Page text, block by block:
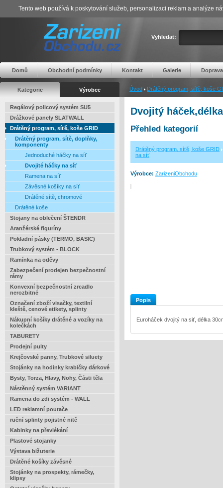
Vyhledat:
Domů Obchodní podmínky Kontakt Galerie Doprava
Kategorie Výrobce Úvod Drátěný program, síťě, koše
Regálový policový systém SU5
Drážkové panely SLATWALL
Drátěný program, síťě, koše GRID
Drátěný program, sítě, doplňky,
komponenty
Jednoduché háčky na síť
Dvojité háčky na síť
Ramena na síť
Závěsné košíky na síť
Drátěné sítě, chromové
Drátěné koše
Stojany na oblečení ŠTENDR
Aranžérské figuríny
Pokladní pásky (TERMO, BASIC)
Trubkový systém - BLOCK
Ramínka na oděvy
Zabezpečení prodejen bezpečnostní
rámy
Konvexní bezpečnostní zrcadlo
nerozbitné
Označení zboží visačky, textilní
kleště, cenové etikety, splinty
Nákupní košíky drátěné a vozíky na
kolečkách
TABURETY
Prodejní pulty
Krejčovské panny, Trubkové siluety
Stojánky na hodinky krabičky dárkové
Bysty, Torza, Hlavy, Nohy, Části těla
Nástěnný systém VARIANT
Ramena do zdi systém - WALL
LED reklamní poutače
ruční splinty pojistné nitě
Kabinky na převlékání
Plastové stojanky
Výstava bižuterie
Drátěné košíky závěsné
Stojánky na prospekty, rámečky,
klipsy
Dvojitý
Přehled kategorií
Drátěný program, síťě, koše GRID
na síť
Výrobce: ZarizeniObchodu
Popis
Euroháček dvojitý na siť, délka
Tento web používá k poskytování služeb, personalizaci reklam a analýze